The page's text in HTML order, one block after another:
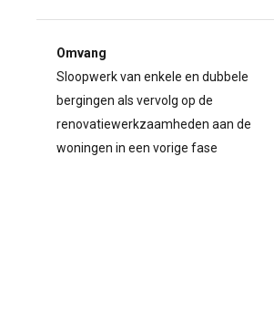
Omvang
Sloopwerk van enkele en dubbele
bergingen als vervolg op de
renovatiewerkzaamheden aan de
woningen in een vorige fase